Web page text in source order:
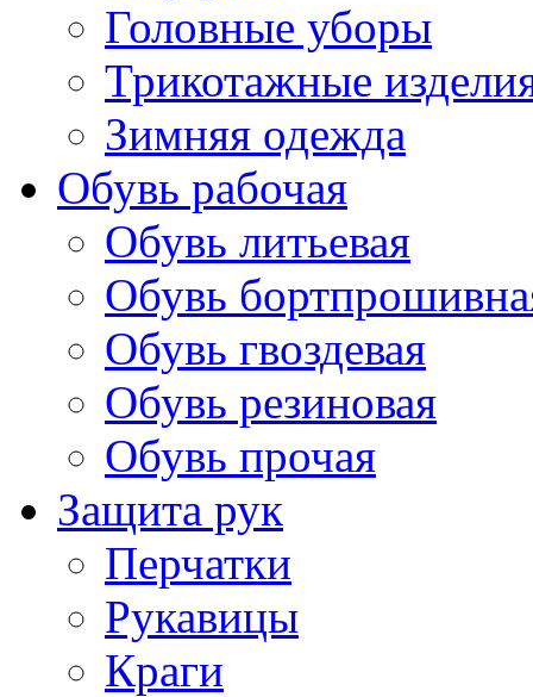
Головные уборы
Трикотажные
Зимняя одежда
Обувь рабочая
Обувь литьевая
Обувь
Обувь гвоздевая
Обувь резиновая
Обувь прочая
Защита рук
Перчатки
Рукавицы
Краги